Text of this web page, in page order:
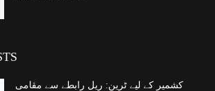
کشمیر کے لیے ٹرین: ریل رابطے سے مقامی